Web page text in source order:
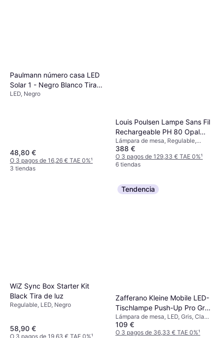
Paulmann número casa LED
Solar 1 - Negro Blanco Tira
de luz
LED, Negro
48,80 €
O 3 pagos de 16,26 € TAE 0%¹
3 tiendas
Louis Poulsen Lampe Sans Fil
Rechargeable PH 80 Opal
Blanc Lámpara de mesa
Lámpara de mesa, Regulable,
Blanco, Vidrio, Aluminio, Plástico,
Clase IP: IP44
388 €
O 3 pagos de 129,33 € TAE 0%¹
6 tiendas
WiZ Sync Box Starter Kit
Black Tira de luz
Regulable, LED, Negro
58,90 €
O 3 pagos de 19,63 € TAE 0%¹
Tendencia
Zafferano Kleine Mobile LED-
Tischlampe Push-Up Pro Gris
Oscuro Lámpara de mesa
Lámpara de mesa, LED, Gris, Clase
IP: IP20
109 €
O 3 pagos de 36,33 € TAE 0%¹